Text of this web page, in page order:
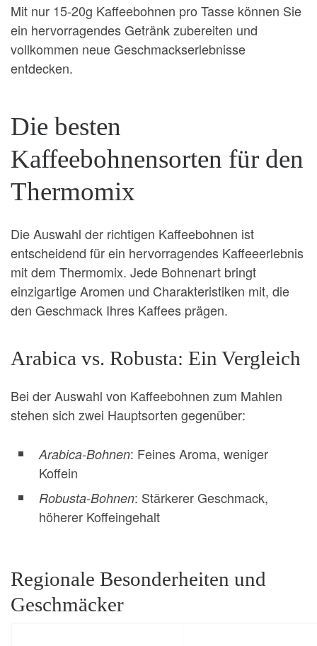
Mit nur 15-20g Kaffeebohnen pro Tasse können Sie
ein hervorragendes Getränk zubereiten und
vollkommen neue Geschmackserlebnisse
entdecken.
Die besten
Kaffeebohnensorten für den
Thermomix
Die Auswahl der richtigen Kaffeebohnen ist
entscheidend für ein hervorragendes Kaffeeerlebnis
mit dem Thermomix. Jede Bohnenart bringt
einzigartige Aromen und Charakteristiken mit, die
den Geschmack Ihres Kaffees prägen.
Arabica vs. Robusta: Ein Vergleich
Bei der Auswahl von Kaffeebohnen zum Mahlen
stehen sich zwei Hauptsorten gegenüber:
Arabica-Bohnen: Feines Aroma, weniger
Koffein
Robusta-Bohnen: Stärkerer Geschmack,
höherer Koffeingehalt
Regionale Besonderheiten und
Geschmäcker